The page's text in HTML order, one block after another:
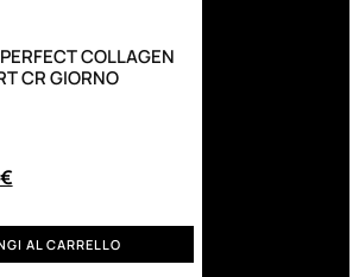
COLLAGEN
CR GIORNO
€
AL CARRELLO